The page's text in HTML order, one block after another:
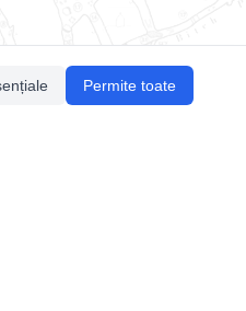
Permite toate